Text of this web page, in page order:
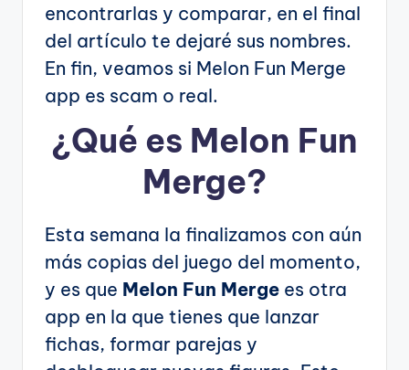
encontrarlas y comparar, en el final
del artículo te dejaré sus nombres.
En fin, veamos si Melon Fun Merge
app es scam o real.
¿Qué es Melon Fun
Merge?
Esta semana la finalizamos con aún
más copias del juego del momento,
y es que Melon Fun Merge es otra
app en la que tienes que lanzar
fichas, formar parejas y